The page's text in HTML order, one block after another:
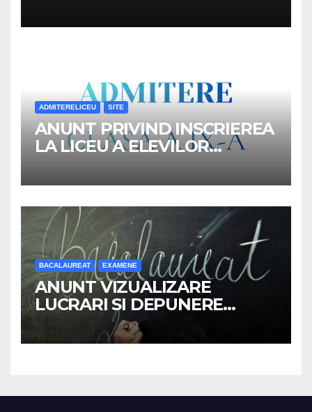
ADMITERELICEU SITE
ANUNT PRIVIND INSCRIEREA
LA LICEU A ELEVILOR
ANUL SCOLAR 2026-2027
BACALAUREAT EXAMENE
ANUNT VIZUALIZARE
LUCRARI SI DEPUNERE
CONTESTATII –
BACALAUREAT 2026